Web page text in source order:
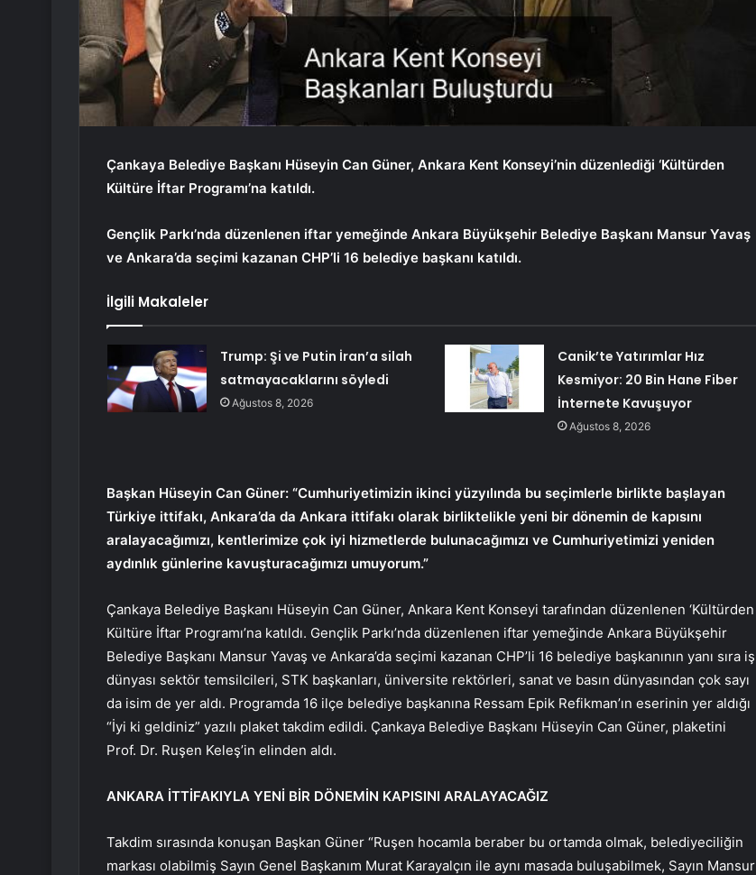
Çankaya Belediye Başkanı Hüseyin Can Güner, Ankara Kent Konseyi’nin düzenlediği ‘Kültürden
Kültüre İftar Programı’na katıldı.
Gençlik Parkı’nda düzenlenen iftar yemeğinde Ankara Büyükşehir Belediye Başkanı Mansur Yavaş
ve Ankara’da seçimi kazanan CHP’li 16 belediye başkanı katıldı.
İlgili Makaleler
Trump: Şi ve Putin İran’a silah
satmayacaklarını söyledi
Ağustos 8, 2026
Canik’te Yatırımlar Hız
Kesmiyor: 20 Bin Hane Fiber
İnternete Kavuşuyor
Ağustos 8, 2026
Başkan Hüseyin Can Güner: “Cumhuriyetimizin ikinci yüzyılında bu seçimlerle birlikte başlayan
Türkiye ittifakı, Ankara’da da Ankara ittifakı olarak birliktelikle yeni bir dönemin de kapısını
aralayacağımızı, kentlerimize çok iyi hizmetlerde bulunacağımızı ve Cumhuriyetimizi yeniden
aydınlık günlerine kavuşturacağımızı umuyorum.”
Çankaya Belediye Başkanı Hüseyin Can Güner, Ankara Kent Konseyi tarafından düzenlenen ‘Kültürden
Kültüre İftar Programı’na katıldı. Gençlik Parkı’nda düzenlenen iftar yemeğinde Ankara Büyükşehir
Belediye Başkanı Mansur Yavaş ve Ankara’da seçimi kazanan CHP’li 16 belediye başkanının yanı sıra iş
dünyası sektör temsilcileri, STK başkanları, üniversite rektörleri, sanat ve basın dünyasından çok sayı
da isim de yer aldı. Programda 16 ilçe belediye başkanına Ressam Epik Refikman’ın eserinin yer aldığı
“İyi ki geldiniz” yazılı plaket takdim edildi. Çankaya Belediye Başkanı Hüseyin Can Güner, plaketini
Prof. Dr. Ruşen Keleş’in elinden aldı.
ANKARA İTTİFAKIYLA YENİ BİR DÖNEMİN KAPISINI ARALAYACAĞIZ
Takdim sırasında konuşan Başkan Güner “Ruşen hocamla beraber bu ortamda olmak, belediyeciliğin
markası olabilmiş Sayın Genel Başkanım Murat Karayalçın ile aynı masada buluşabilmek, Sayın Mansur